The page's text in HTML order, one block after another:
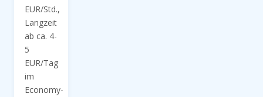
EUR/Std.,
Langzeit
ab ca. 4-
5
EUR/Tag
im
Economy-